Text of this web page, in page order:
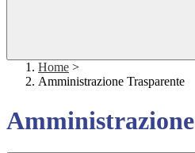
Home >
Amministrazione Trasparente